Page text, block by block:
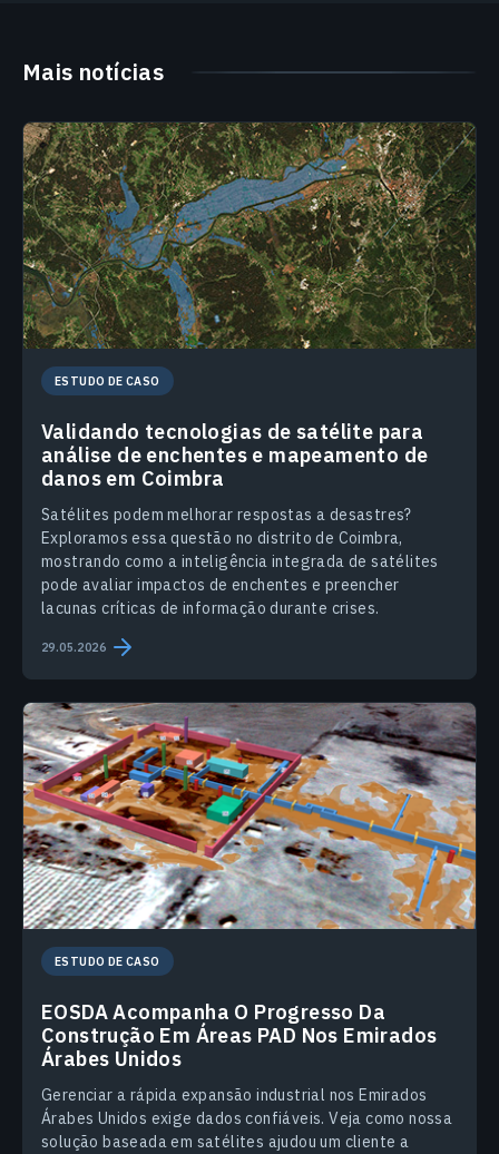
Mais notícias
ESTUDO DE CASO
Validando tecnologias de satélite para
análise de enchentes e mapeamento de
danos em Coimbra
Satélites podem melhorar respostas a desastres?
Exploramos essa questão no distrito de Coimbra,
mostrando como a inteligência integrada de satélites
pode avaliar impactos de enchentes e preencher
lacunas críticas de informação durante crises.
29.05.2026
ESTUDO DE CASO
EOSDA Acompanha O Progresso Da
Construção Em Áreas PAD Nos Emirados
Árabes Unidos
Gerenciar a rápida expansão industrial nos Emirados
Árabes Unidos exige dados confiáveis. Veja como nossa
solução baseada em satélites ajudou um cliente a